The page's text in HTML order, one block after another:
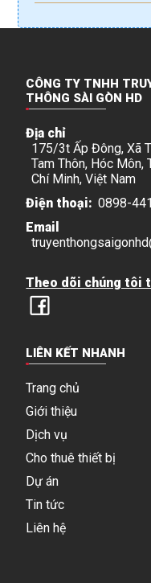
CÔNG TY TNHH
THÔNG SÀI GÒN HD
Địa chỉ
175/3t Ấp Đông, Xã
Tam Thôn, Hóc Môn,
Chí Minh, Việt Nam
Điện thoại: 0898-
Email
Theo dõi chúng tôi
LIÊN KẾT NHANH
Trang chủ
Giới thiệu
Dịch vụ
Cho thuê thiết bị
Dự án
Tin tức
Liên hệ